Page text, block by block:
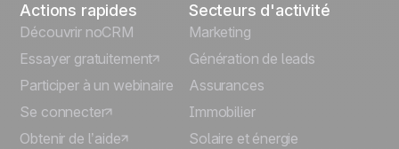
Actions rapides
Découvrir noCRM
Essayer gratuitement
Participer à un webinaire
Se connecter
Obtenir de l’aide
Secteurs d'activité
Marketing
Génération de leads
Assurances
Immobilier
Solaire et énergie